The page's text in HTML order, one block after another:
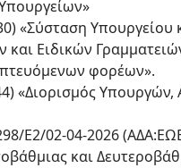
«Σύσταση
και Ειδικών
φορέων».
«Διορισμός
E2/02-04-2026
και